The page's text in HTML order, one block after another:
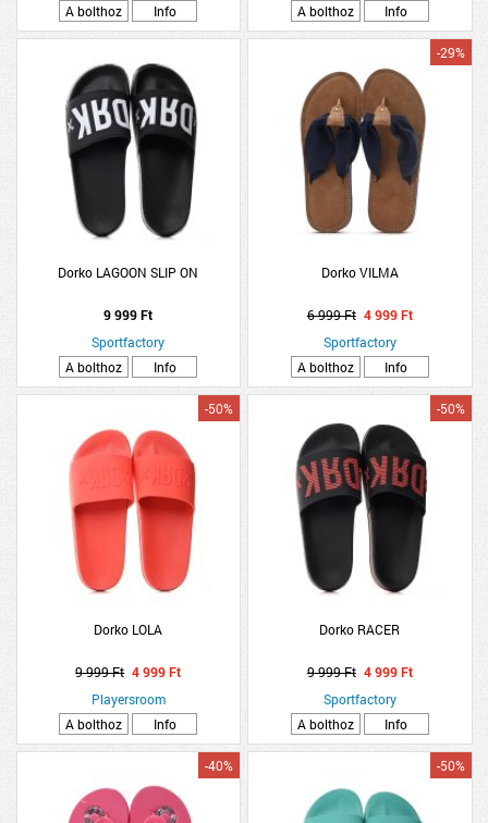
A bolthoz
Info
A bolthoz
Info
Dorko LAGOON SLIP ON
9 999 Ft
Sportfactory
A bolthoz
Info
Dorko VILMA
-29%
6 999 Ft 4 999 Ft
Sportfactory
A bolthoz
Info
Dorko LOLA
-50%
9 999 Ft 4 999 Ft
Playersroom
A bolthoz
Info
Dorko RACER
-50%
9 999 Ft 4 999 Ft
Sportfactory
A bolthoz
Info
-40% -50%